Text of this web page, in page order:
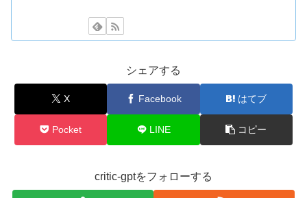
シェアする
X Facebook はてブ
Pocket LINE コピー
critic-gptをフォローする